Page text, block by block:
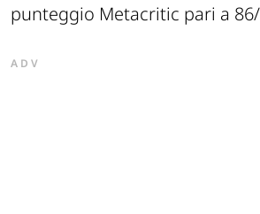
punteggio Metacritic pari a
ADV